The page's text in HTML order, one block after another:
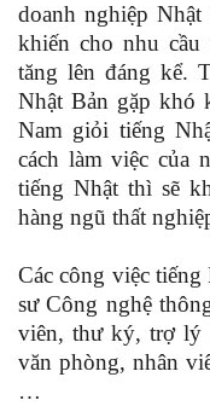
doanh nghiệp
khiến cho nhu
tăng lên đáng kể.
Nhật Bản gặp khó
Nam giỏi tiếng
cách làm việc của
tiếng Nhật thì sẽ
hàng ngũ thất
Các công việc
sư Công nghệ
viên, thư ký, trợ lý
văn phòng, nhân
…